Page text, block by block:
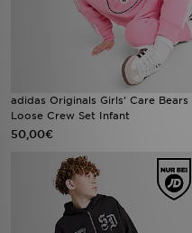
adidas Originals Girls' Care Bears
Loose Crew Set Infant
50,00€